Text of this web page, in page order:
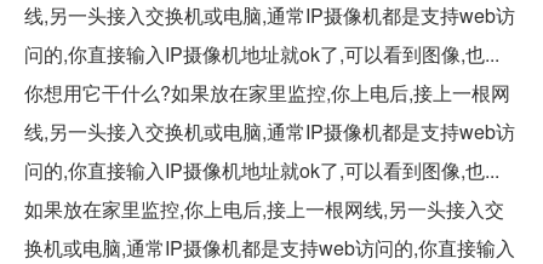
线,另一头接入交换机或电脑,通常IP摄像机都是支持web访
问的,你直接输入IP摄像机地址就ok了,可以看到图像,也...
你想用它干什么?如果放在家里监控,你上电后,接上一根网
线,另一头接入交换机或电脑,通常IP摄像机都是支持web访
问的,你直接输入IP摄像机地址就ok了,可以看到图像,也...
如果放在家里监控,你上电后,接上一根网线,另一头接入交
换机或电脑,通常IP摄像机都是支持web访问的,你直接输入